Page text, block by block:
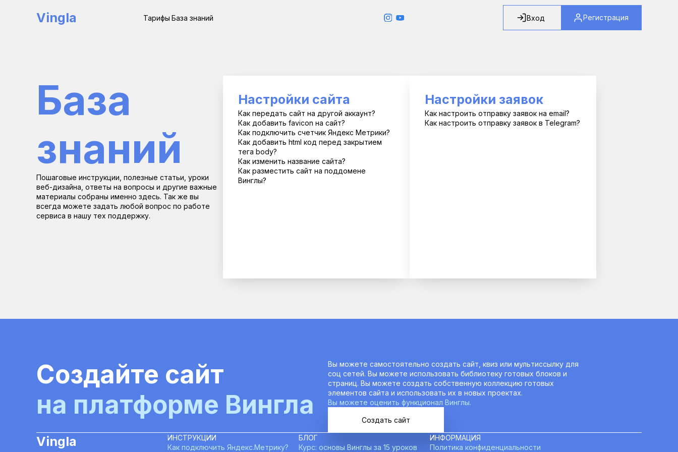
Vingla Тарифы База знаний Вход Регистрация
База
знаний
Пошаговые инструкции, полезные статьи, уроки
веб-дизайна, ответы на вопросы и другие важные
материалы собраны именно здесь. Так же вы
всегда можете задать любой вопрос по работе
сервиса в нашу тех поддержку.
Настройки сайта
Как передать сайт на другой аккаунт?
Как добавить favicon на сайт?
Как подключить счетчик Яндекс Метрики?
Как добавить html код перед закрытием
тега body?
Как изменить название сайта?
Как разместить сайт на поддомене
Винглы?
Настройки заявок
Как настроить отправку заявок на email?
Как настроить отправку заявок в Telegram?
Создайте сайт
на платформе Вингла
Вы можете самостоятельно создать сайт, квиз или мультиссылку для
соц сетей. Вы можете использовать библиотеку готовых блоков и
страниц. Вы можете создать собственную коллекцию готовых
элементов сайта и использовать их в новых проектах.
Вы можете оценить функционал Винглы.
Создать сайт
Vingla
ИНСТРУКЦИИ
Как подключить Яндекс.Метрику?
БЛОГ
Курс: основы Винглы за 15 уроков
ИНФОРМАЦИЯ
Политика конфиденциальности